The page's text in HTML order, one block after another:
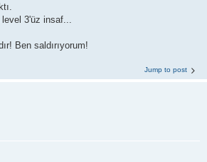
level 3'üz insaf...
Ben saldırıyorum!
Jump to post